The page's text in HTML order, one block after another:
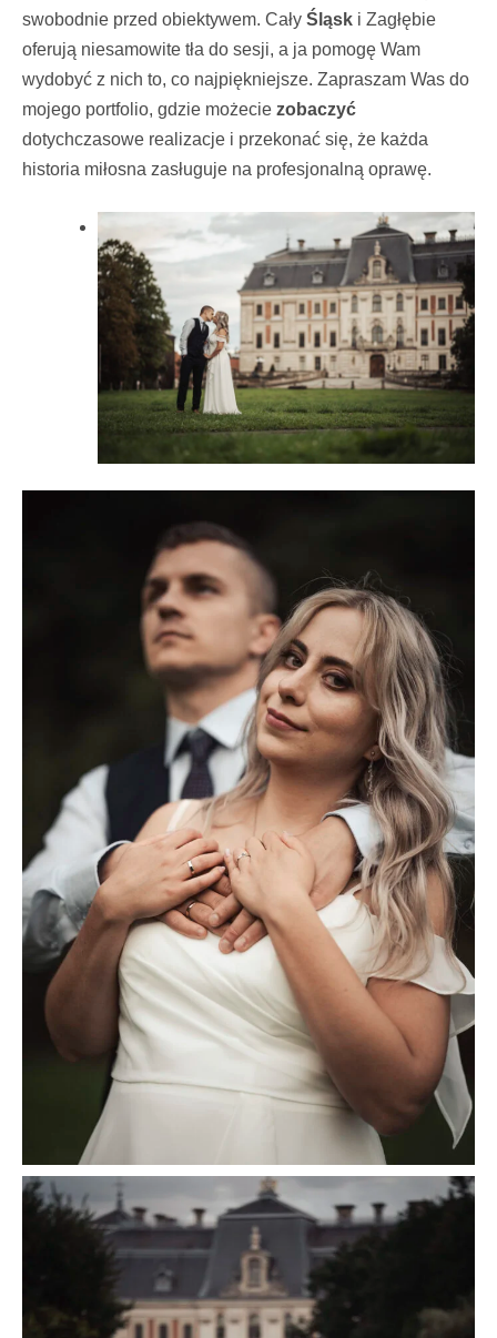
swobodnie przed obiektywem. Cały Śląsk i Zagłębie
oferują niesamowite tła do sesji, a ja pomogę Wam
wydobyć z nich to, co najpiękniejsze. Zapraszam Was do
mojego portfolio, gdzie możecie zobaczyć
dotychczasowe realizacje i przekonać się, że każda
historia miłosna zasługuje na profesjonalną oprawę.